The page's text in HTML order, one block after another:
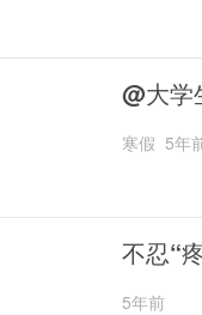
@大学
寒假 5年
不忍“
5年前